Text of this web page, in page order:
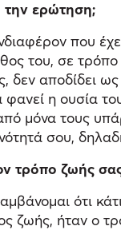
την ερώτηση;
που
του, σε
δεν αποδίδει
η ουσία
μόνα τους
σου,
τρόπο ζωής
ότι
ζωής, ήταν ο